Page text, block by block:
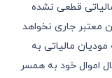
مالیاتی قطعی نشده
جاری نخواهد
صورتی که مودیان مالیاتی به
اموال خود به همسر